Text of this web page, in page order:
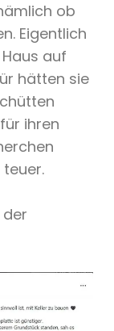
ob
Eigentlich
auf
hätten sie
ihren